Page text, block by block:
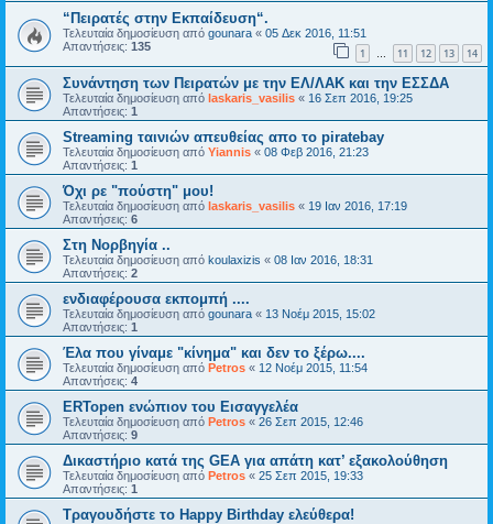
“Πειρατές στην Εκπαίδευση“.
Τελευταία δημοσίευση από gounara « 05 Δεκ 2016, 11:51
Απαντήσεις: 135 1 … 11 12 13 14
Συνάντηση των Πειρατών με την ΕΛ/ΛΑΚ και την ΕΣΣΔΑ
Τελευταία δημοσίευση από laskaris_vasilis « 16 Σεπ 2016, 19:25
Απαντήσεις: 1
Streaming ταινιών απευθείας απο το piratebay
Τελευταία δημοσίευση από Yiannis « 08 Φεβ 2016, 21:23
Απαντήσεις: 1
Όχι ρε "πούστη" μου!
Τελευταία δημοσίευση από laskaris_vasilis « 19 Ιαν 2016, 17:19
Απαντήσεις: 6
Στη Νορβηγία ..
Τελευταία δημοσίευση από koulaxizis « 08 Ιαν 2016, 18:31
Απαντήσεις: 2
ενδιαφέρουσα εκπομπή ....
Τελευταία δημοσίευση από gounara « 13 Νοέμ 2015, 15:02
Απαντήσεις: 1
Έλα που γίναμε "κίνημα" και δεν το ξέρω....
Τελευταία δημοσίευση από Petros « 12 Νοέμ 2015, 11:54
Απαντήσεις: 4
ERTopen ενώπιον του Εισαγγελέα
Τελευταία δημοσίευση από Petros « 26 Σεπ 2015, 12:46
Απαντήσεις: 9
Δικαστήριο κατά της GEA για απάτη κατ’ εξακολούθηση
Τελευταία δημοσίευση από Petros « 25 Σεπ 2015, 19:33
Απαντήσεις: 1
Τραγουδήστε το Happy Birthday ελεύθερα!